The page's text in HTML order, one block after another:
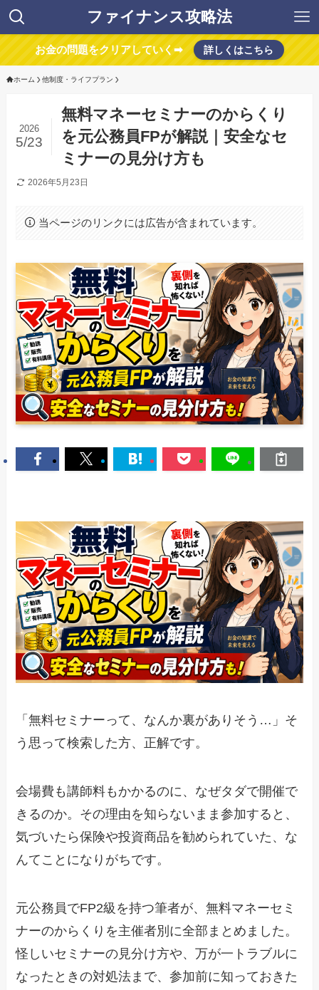
ファイナンス攻略法
お金の問題をクリアしていく➡ 詳しくはこちら
ホーム 他制度・ライフプラン
無料マネーセミナーのからくり
を元公務員FPが解説｜安全なセ
ミナーの見分け方も
2026
5/23
2026年5月23日
当ページのリンクには広告が含まれています。
「無料セミナーって、なんか裏がありそう…」そ
う思って検索した方、正解です。
会場費も講師料もかかるのに、なぜタダで開催で
きるのか。その理由を知らないまま参加すると、
気づいたら保険や投資商品を勧められていた、な
んてことになりがちです。
元公務員でFP2級を持つ筆者が、無料マネーセミ
ナーのからくりを主催者別に全部まとめました。
怪しいセミナーの見分け方や、万が一トラブルに
なったときの対処法まで、参加前に知っておきた